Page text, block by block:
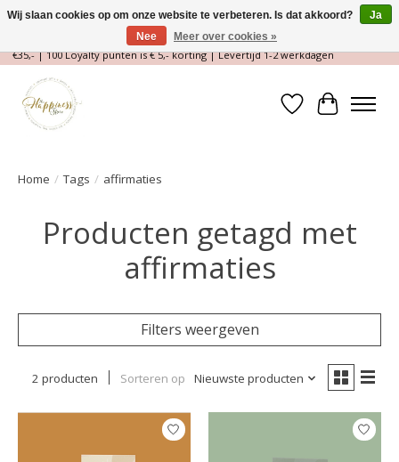
Magische Conceptstore, Edelstenen & Spirituele winkel | Gratis verzending >
€35,- | 100 Loyalty punten is € 5,- korting | Levertijd 1-2 werkdagen
Verlanglijst
Home / Tags / affirmaties
Producten getagd met
affirmaties
Filters weergeven
2 producten Sorteren op Nieuwste producten
Wij slaan cookies op om onze website te verbeteren. Is dat akkoord?
Ja
Nee
Meer over cookies »